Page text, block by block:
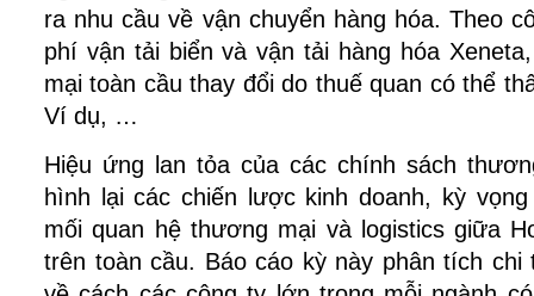
ra nhu cầu về vận chuyển hàng hóa. Theo
phí vận tải biển và vận tải hàng hóa
mại toàn cầu thay đổi do thuế quan có thể
Ví dụ, …
Hiệu ứng lan tỏa của các chính sách
hình lại các chiến lược kinh doanh, kỳ
mối quan hệ thương mại và logistics giữa
trên toàn cầu. Báo cáo kỳ này phân tích chi